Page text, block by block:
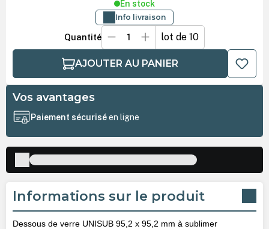
En stock
Info livraison
Quantité lot de 10
AJOUTER AU PANIER
Vos avantages
Paiement sécuriséen ligne
Informations sur le produit
Dessous de verre UNISUB 95,2 x 95,2 mm à sublimer